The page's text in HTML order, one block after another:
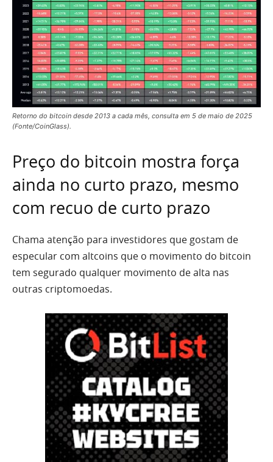
Retorno do bitcoin desde 2013 a cada mês, consulta em 5 de maio de 2025
(Fonte/CoinGlass).
Preço do bitcoin mostra força
ainda no curto prazo, mesmo
com recuo de curto prazo
Chama atenção para investidores que gostam de
especular com altcoins que o movimento do bitcoin
tem segurado qualquer movimento de alta nas
outras criptomoedas.